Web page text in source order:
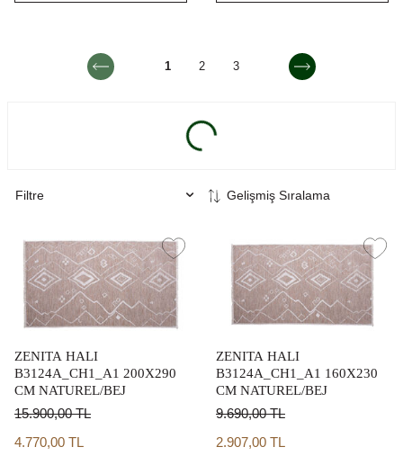
1 2 3
Filtre
ZENITA HALI
B3124A_CH1_A1 200X290
CM NATUREL/BEJ
15.900,00TL
4.770,00 TL
ZENITA HALI
B3124A_CH1_A1 160X230
CM NATUREL/BEJ
9.690,00TL
2.907,00 TL